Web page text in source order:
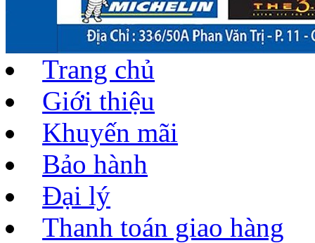
Trang chủ
Giới thiệu
Khuyến mãi
Bảo hành
Đại lý
Thanh toán giao hàng